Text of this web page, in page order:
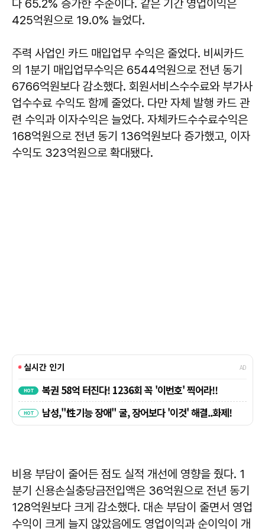
다 65.2% 증가한 수준이다. 같은 기간 영업이익은
425억원으로 19.0% 늘었다.
주력 사업인 카드 매입업무 수익은 줄었다. 비씨카드
의 1분기 매입업무수익은 6544억원으로 전년 동기
6766억원보다 감소했다. 회원서비스수수료와 부가사
업수수료 수익도 함께 줄었다. 다만 자체 발행 카드 관
련 수익과 이자수익은 늘었다. 자체카드수수료수익은
168억원으로 전년 동기 136억원보다 증가했고, 이자
수익도 323억원으로 확대됐다.
비용 부담이 줄어든 점도 실적 개선에 영향을 줬다. 1
분기 신용손실충당금전입액은 36억원으로 전년 동기
128억원보다 크게 감소했다. 대손 부담이 줄면서 영업
수익이 크게 늘지 않았음에도 영업이익과 순이익이 개